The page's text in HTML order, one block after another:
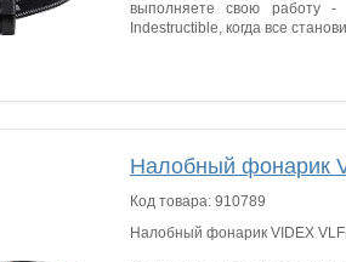
выполняете свою работу -
Indestructible, когда все
Налобный фонарик
Код товара: 910789
Налобный фонарик VIDEX